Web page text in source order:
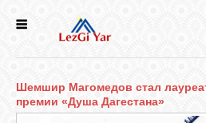
СЕЛА
Шемшир Магомедов стал
премии «Душа Дагестана»